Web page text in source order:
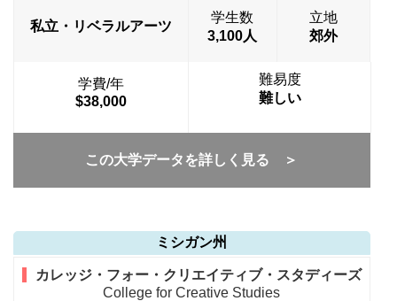
私立・リベラルアーツ
学生数
3,100人
立地
郊外
学費/年
$38,000
難易度
難しい
この大学データを詳しく見る ＞
ミシガン州
カレッジ・フォー・クリエイティブ・スタディーズ
College for Creative Studies